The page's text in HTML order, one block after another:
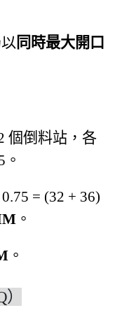
同時最大開口
個倒料站，各
= (32 + 36)
。
。